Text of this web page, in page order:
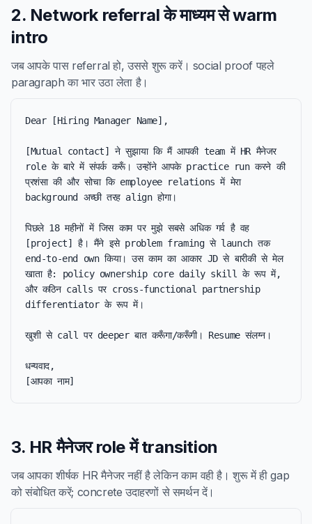
2. Network referral के माध्यम से warm
intro
जब आपके पास referral हो, उससे शुरू करें। social proof पहले
paragraph का भार उठा लेता है।
Dear [Hiring Manager Name],
[Mutual contact] ने सुझाया कि मैं आपकी team में HR मैनेजर
role के बारे में संपर्क करूँ। उन्होंने आपके practice run करने की
प्रशंसा की और सोचा कि employee relations में मेरा
background अच्छी तरह align होगा।
पिछले 18 महीनों में जिस काम पर मुझे सबसे अधिक गर्व है वह
[project] है। मैंने इसे problem framing से launch तक
end-to-end own किया। उस काम का आकार JD से बारीकी से मेल
खाता है: policy ownership core daily skill के रूप में,
और कठिन calls पर cross-functional partnership
differentiator के रूप में।
खुशी से call पर deeper बात करूँगा/करूँगी। Resume संलग्न।
धन्यवाद,
[आपका नाम]
3. HR मैनेजर role में transition
जब आपका शीर्षक HR मैनेजर नहीं है लेकिन काम वही है। शुरू में ही gap
को संबोधित करें; concrete उदाहरणों से समर्थन दें।